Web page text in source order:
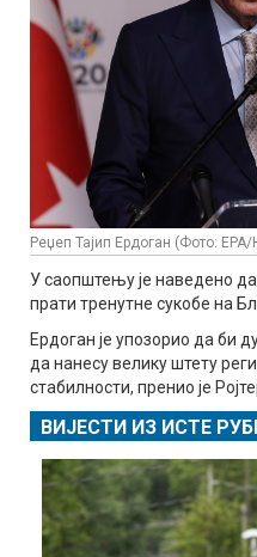
Реџеп Тајип Ердоган (Фото: EPA/
У саопштењу је наведено
прати тренутне сукобе на
Ердоган је упозорио да би
да нанесу велику штету
стабилности, пренио је
ВИЈЕСТИ ИЗ ИСТЕ